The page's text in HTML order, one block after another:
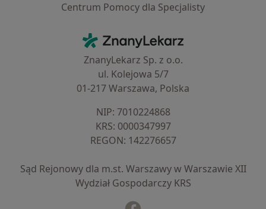
Centrum Pomocy dla Specjalisty
ZnanyLekarz - Strona główna
ZnanyLekarz Sp. z o.o.
ul. Kolejowa 5/7
01-217 Warszawa, Polska
NIP: ⁠7010224868
KRS: ⁠0000347997
REGON: ⁠142276657
Sąd Rejonowy dla m.st. Warszawy w Warszawie XII
Wydział Gospodarczy KRS